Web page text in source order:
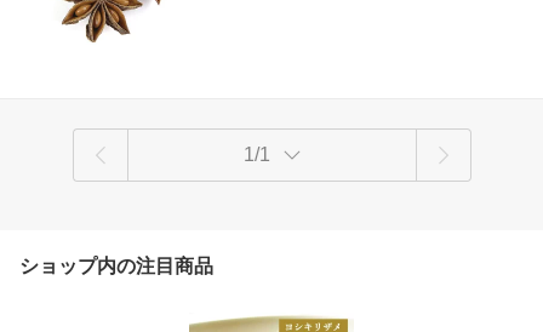
1/1
ショップ内の注目商品